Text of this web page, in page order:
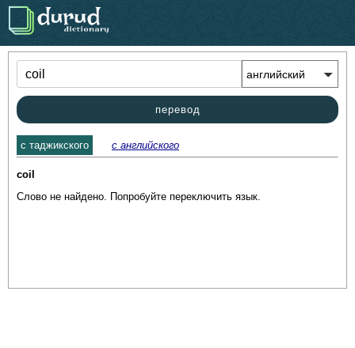
.
перевод
c таджикского с английского
coil
Слово не найдено. Попробуйте переключить язык.